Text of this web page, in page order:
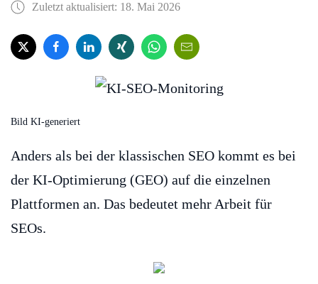
Zuletzt aktualisiert: 18. Mai 2026
Bild KI-generiert
Anders als bei der klassischen SEO kommt es bei
der KI-Optimierung (GEO) auf die einzelnen
Plattformen an. Das bedeutet mehr Arbeit für
SEOs.